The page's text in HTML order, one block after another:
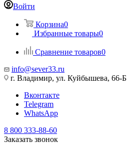
Войти
Корзина0
Избранные товары0
Сравнение товаров0
info@sever33.ru
г. Владимир, ул. Куйбышева, 66-Б
Вконтакте
Telegram
WhatsApp
8 800 333-88-60
Заказать звонок